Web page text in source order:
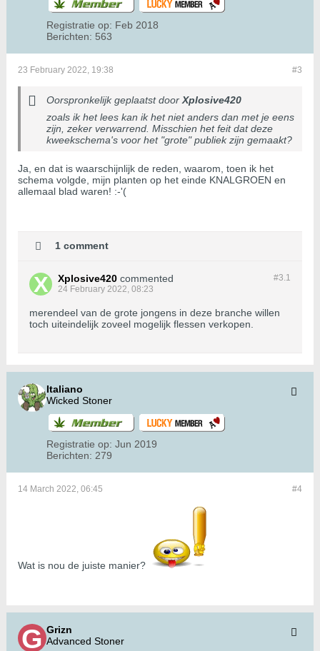
Registratie op: Feb 2018
Berichten: 563
#3
23 February 2022, 19:38
Oorspronkelijk geplaatst door Xplosive420
zoals ik het lees kan ik het niet anders dan met je eens
zijn, zeker verwarrend. Misschien het feit dat deze
kweekschema's voor het "grote" publiek zijn gemaakt?
Ja, en dat is waarschijnlijk de reden, waarom, toen ik het
schema volgde, mijn planten op het einde KNALGROEN en
allemaal blad waren! :-'(
1 comment
#3.1
Xplosive420 commented
24 February 2022, 08:23
merendeel van de grote jongens in deze branche willen
toch uiteindelijk zoveel mogelijk flessen verkopen.
Italiano
Wicked Stoner
Registratie op: Jun 2019
Berichten: 279
#4
14 March 2022, 06:45
Wat is nou de juiste manier?
Grizn
Advanced Stoner